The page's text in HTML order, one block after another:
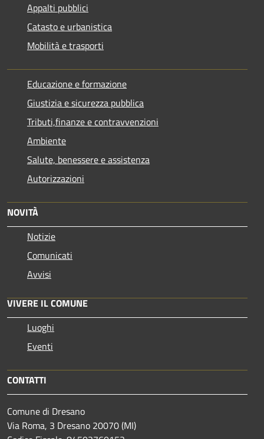
Appalti pubblici
Catasto e urbanistica
Mobilità e trasporti
Educazione e formazione
Giustizia e sicurezza pubblica
Tributi,finanze e contravvenzioni
Ambiente
Salute, benessere e assistenza
Autorizzazioni
NOVITÀ
Notizie
Comunicati
Avvisi
VIVERE IL COMUNE
Luoghi
Eventi
CONTATTI
Comune di Dresano
Via Roma, 3 Dresano 20070 (MI)